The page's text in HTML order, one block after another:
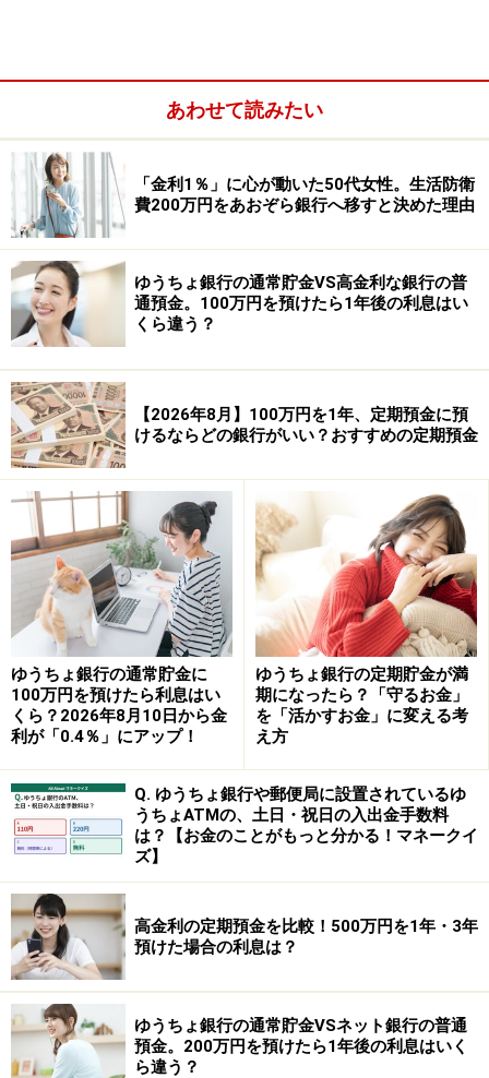
あわせて読みたい
「金利1％」に心が動いた50代女性。生活防衛
費200万円をあおぞら銀行へ移すと決めた理由
ゆうちょ銀行の通常貯金VS高金利な銀行の普
通預金。100万円を預けたら1年後の利息はい
くら違う？
【2026年8月】100万円を1年、定期預金に預
けるならどの銀行がいい？おすすめの定期預金
ゆうちょ銀行の通常貯金に
100万円を預けたら利息はい
くら？2026年8月10日から金
利が「0.4％」にアップ！
ゆうちょ銀行の定期貯金が満
期になったら？「守るお金」
を「活かすお金」に変える考
え方
Q. ゆうちょ銀行や郵便局に設置されているゆ
うちょATMの、土日・祝日の入出金手数料
は？【お金のことがもっと分かる！マネークイ
ズ】
高金利の定期預金を比較！500万円を1年・3年
預けた場合の利息は？
ゆうちょ銀行の通常貯金VSネット銀行の普通
預金。200万円を預けたら1年後の利息はいく
ら違う？